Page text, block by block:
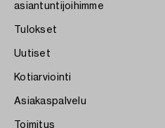
asiantuntijoihimme
Tulokset
Uutiset
Kotiarviointi
Asiakaspalvelu
Toimitus